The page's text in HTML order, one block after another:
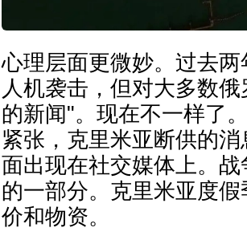
心理层面更微妙。过去
人机袭击，但对大多数
的新闻"。现在不一样了
紧张，克里米亚断供的
面出现在社交媒体上。
的一部分。克里米亚度
价和物资。